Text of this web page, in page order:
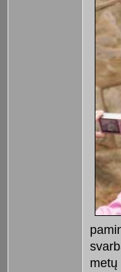
metų